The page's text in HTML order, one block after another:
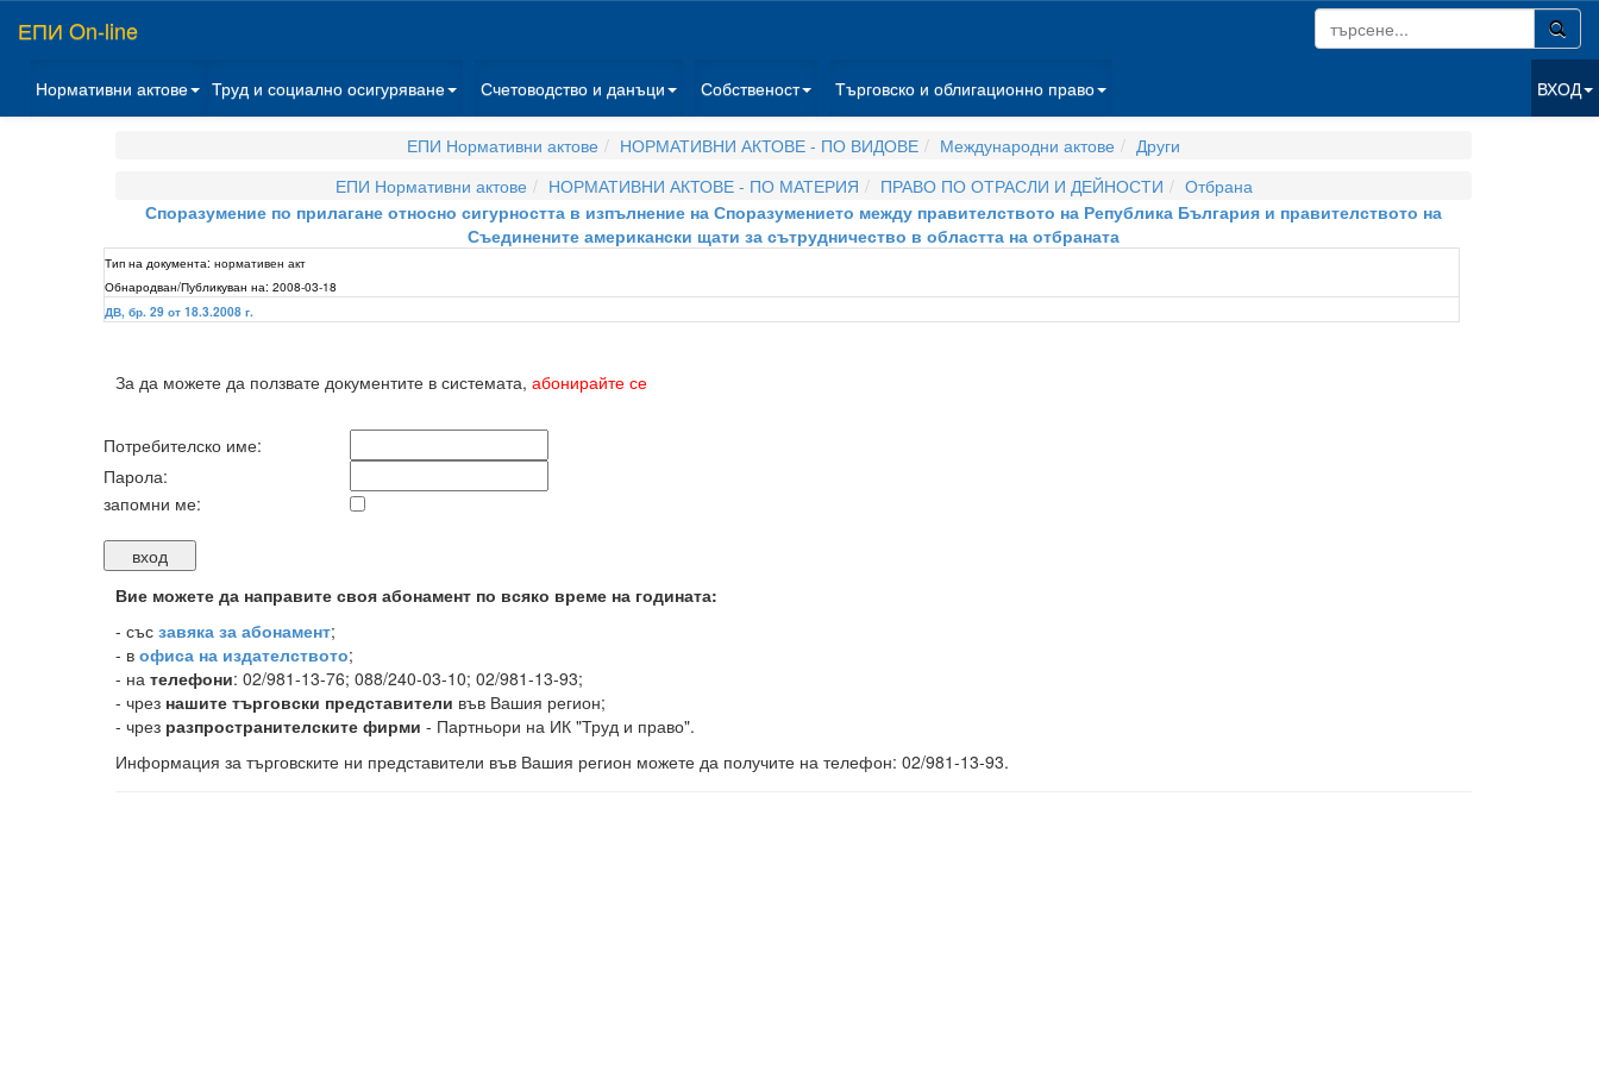
ЕПИ On-line
Нормативни актове Труд и социално осигуряване Счетоводство и данъци Собственост Търговско и облигационно право ВХОД
ЕПИ Нормативни актове НОРМАТИВНИ АКТОВЕ - ПО ВИДОВЕ Международни актове
Други
ЕПИ Нормативни актове
НОРМАТИВНИ АКТОВЕ - ПО МАТЕРИЯ ПРАВО ПО ОТРАСЛИ И ДЕЙНОСТИ
Отбрана
Споразумение по прилагане относно сигурността в изпълнение на Споразумението между правителството на Република България и правителството на
Съединените американски щати за сътрудничество в областта на отбраната
Тип на документа: нормативен акт
Обнародван/Публикуван на: 2008-03-18
ДВ, бр. 29 от 18.3.2008 г.
За да можете да ползвате документите в системата, абонирайте се
Потребителско име:
Парола:
запомни ме:
Вие можете да направите своя абонамент по всяко време на годината:
- със завяка за абонамент;
- в офиса на издателството;
- на телефони: 02/981-13-76; 088/240-03-10; 02/981-13-93;
- чрез нашите търговски представители във Вашия регион;
- чрез разпространителските фирми - Партньори на ИК "Труд и право".
Информация за търговските ни представители във Вашия регион можете да получите на телефон: 02/981-13-93.